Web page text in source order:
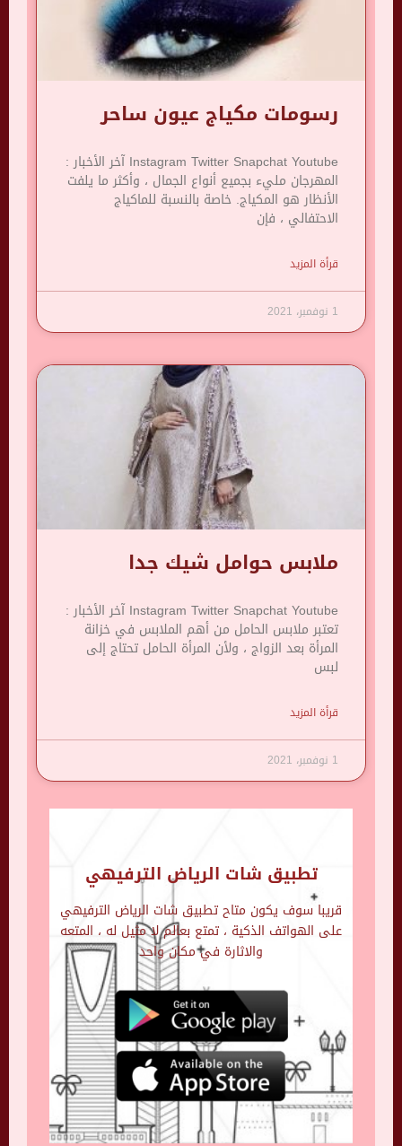
رسومات مكياج عيون ساحر
Instagram Twitter Snapchat Youtube آخر الأخبار :
المهرجان مليء بجميع أنواع الجمال ، وأكثر ما يلفت
الأنظار هو المكياج. خاصة بالنسبة للماكياج
الاحتفالي ، فإن
قرأة المزيد
1 نوفمبر، 2021
ملابس حوامل شيك جدا
Instagram Twitter Snapchat Youtube آخر الأخبار :
تعتبر ملابس الحامل من أهم الملابس في خزانة
المرأة بعد الزواج ، ولأن المرأة الحامل تحتاج إلى
لبس
قرأة المزيد
1 نوفمبر، 2021
تطبيق شات الرياض الترفيهي
قريبا سوف يكون متاح تطبيق شات الرياض الترفيهي
على الهواتف الذكية ، تمتع بعالم لا مثيل له ، المتعه
والاثارة في مكان واحد